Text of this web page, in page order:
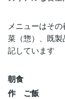
メニューはそ
菜（惣）、既
記しています
朝食
作 ご飯